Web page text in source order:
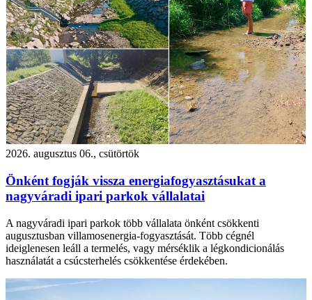
2026. augusztus 06., csütörtök
Önként fogják vissza energiafogyasztásukat a
nagyváradi ipari parkok vállalatai
A nagyváradi ipari parkok több vállalata önként csökkenti
augusztusban villamosenergia-fogyasztását. Több cégnél
ideiglenesen leáll a termelés, vagy mérséklik a légkondicionálás
használatát a csúcsterhelés csökkentése érdekében.